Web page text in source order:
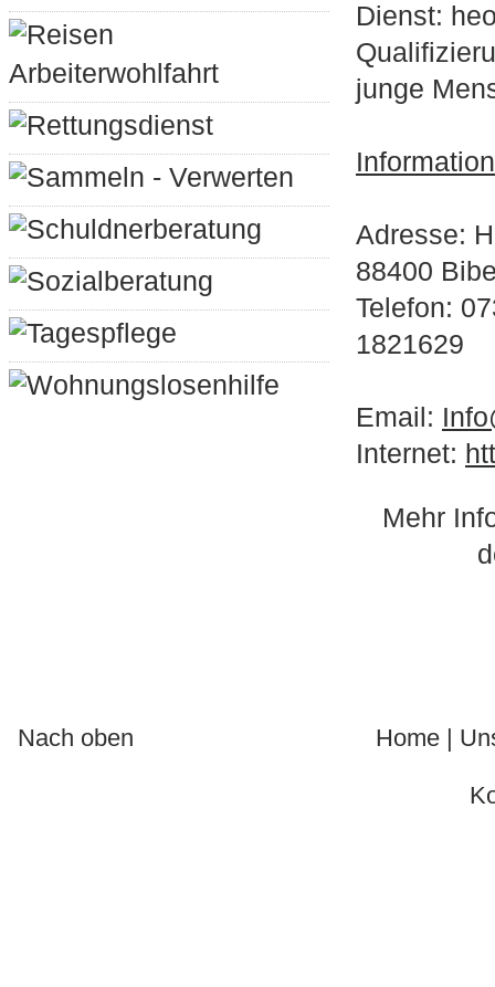
Reisen
Arbeiterwohlfahrt
Rettungsdienst
Sammeln - Verwerten
Schuldnerberatung
Sozialberatung
Tagespflege
Wohnungslosenhilfe
Dienst:
junge
Adresse:
88400
Telefon:
1821629
Email:
Internet:
Mehr
Nach oben Home |